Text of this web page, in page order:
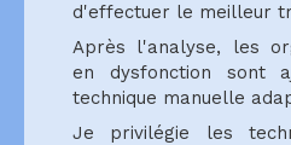
d'effectuer le meilleur
Après l'analyse, les
en dysfonction sont
technique manuelle
Je privilégie les